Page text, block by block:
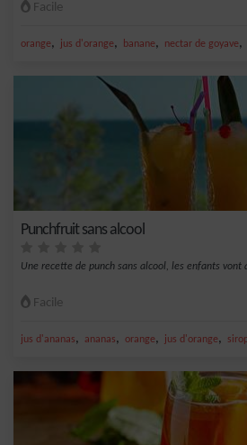
Facile
orange, jus d'orange, banane, nectar de goyave,
Punchfruit sans alcool
Une recette de punch sans alcool, les enfants vont
Facile
jus d'ananas, ananas, orange, jus d'orange,